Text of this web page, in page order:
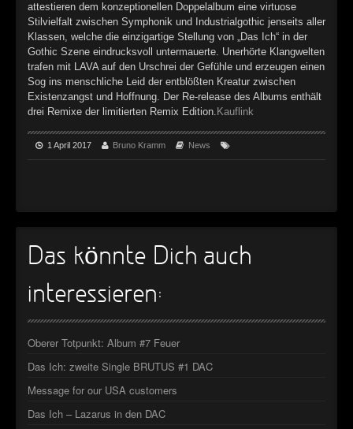
► Untergehen
Oberer Totpunkt
► Geisterfahrt
Oberer Totpunkt
► Gevatter Tod
Oberer Totpunkt
►
►
►
►
►
►
►
►
attestieren dem konzeptionellen Doppelalbum eine virtuose
Stilvielfalt zwischen Symphonik und Industrialgothic jenseits aller
Klassen, welche die einzigartige Stellung von „Das Ich“ in der
Gothic Szene eindrucksvoll untermauerte. Unerhörte Klangwelten
trafen mit LAVA auf den Urschrei der Gefühle und erzeugen einen
Sog ins menschliche Leid der entblößten Kreatur zwischen
Existenzangst und Hoffnung. Der Re-release des Albums enthält
drei Remixe der limitierten Remix Edition. Kauflink
1 April 2017 Bruno Kramm News
Das könnte Dich auch
interessieren:
Oberer Totpunkt: Album #7 Feuer
Das Ich: zweite Single BRUTUS #1 DAC
Message for our USA customers
Das Ich – Lazarus in den DAC